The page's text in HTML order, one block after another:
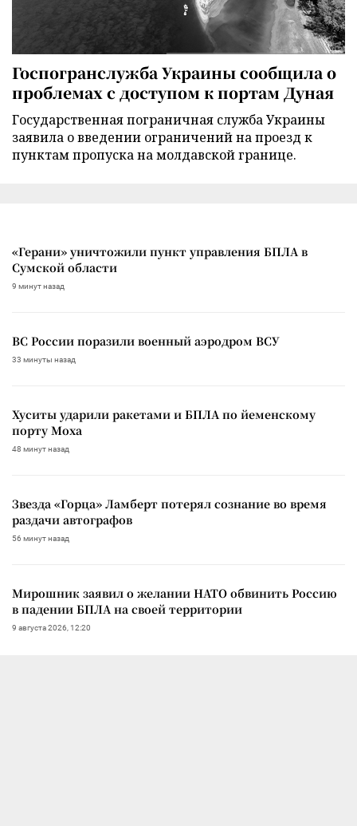
Госпогранслужба Украины сообщила о
проблемах с доступом к портам Дуная
Государственная пограничная служба Украины
заявила о введении ограничений на проезд к
пунктам пропуска на молдавской границе.
«Герани» уничтожили пункт управления БПЛА в
Сумской области
9 минут назад
ВС России поразили военный аэродром ВСУ
33 минуты назад
Хуситы ударили ракетами и БПЛА по йеменскому
порту Моха
48 минут назад
Звезда «Горца» Ламберт потерял сознание во время
раздачи автографов
56 минут назад
Мирошник заявил о желании НАТО обвинить Россию
в падении БПЛА на своей территории
9 августа 2026, 12:20